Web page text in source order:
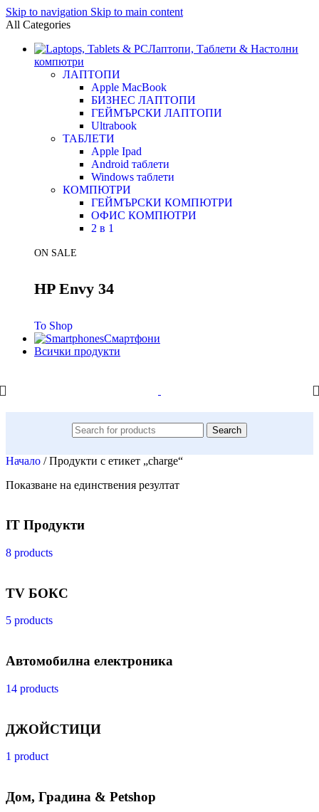
Skip to navigation Skip to main content
All Categories
Лаптопи, Таблети & Настолни
компютри
ЛАПТОПИ
Apple MacBook
БИЗНЕС ЛАПТОПИ
ГЕЙМЪРСКИ ЛАПТОПИ
Ultrabook
ТАБЛЕТИ
Apple Ipad
Android таблети
Windows таблети
КОМПЮТРИ
ГЕЙМЪРСКИ КОМПЮТРИ
ОФИС КОМПЮТРИ
2 в 1
ON SALE
HP Envy 34
To Shop
Смартфони
Всички продукти
Search
Начало / Продукти с етикет „charge“
Показване на единствения резултат
IT Продукти
8 products
TV БОКС
5 products
Автомобилна електроника
14 products
ДЖОЙСТИЦИ
1 product
Дом, Градина & Petshop